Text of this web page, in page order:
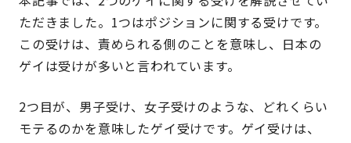
ただきました。1つはポジションに関する受けです。
この受けは、責められる側のことを意味し、日本の
ゲイは受けが多いと言われています。
2つ目が、男子受け、女子受けのような、どれくらい
モテるのかを意味したゲイ受けです。ゲイ受けは、